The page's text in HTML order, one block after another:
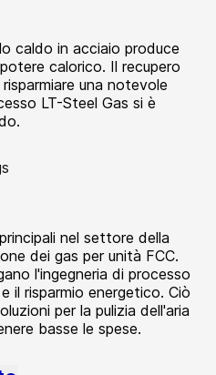
caldo in acciaio produce
calorico. Il recupero
una notevole
LT-Steel Gas si è
nel settore della
dei gas per unità FCC.
l'ingegneria di processo
il risparmio energetico. Ciò
per la pulizia dell'aria
basse le spese.